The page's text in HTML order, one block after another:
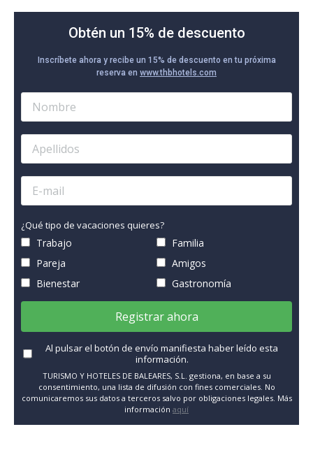
Obtén un 15% de descuento
Inscríbete ahora y recibe un 15% de descuento en tu próxima
reserva en www.thbhotels.com
¿Qué tipo de vacaciones quieres?
Trabajo
Familia
Pareja
Amigos
Bienestar
Gastronomía
Registrar ahora
Al pulsar el botón de envío manifiesta haber leído esta
información.
TURISMO Y HOTELES DE BALEARES, S.L. gestiona, en base a su
consentimiento, una lista de difusión con fines comerciales. No
comunicaremos sus datos a terceros salvo por obligaciones legales. Más
información aquí